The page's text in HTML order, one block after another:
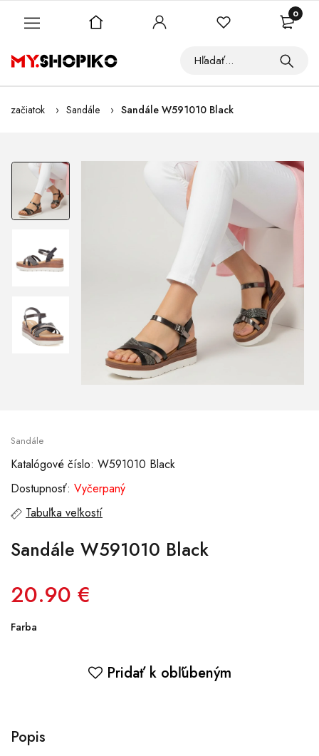
začiatok Sandále Sandále W591010 Black
Sandále
Katalógové číslo: W591010 Black
Dostupnosť: Vyčerpaný
Tabuľka veľkostí
Sandále W591010 Black
20.90 €
Farba
Pridať k obľúbeným
Popis
0